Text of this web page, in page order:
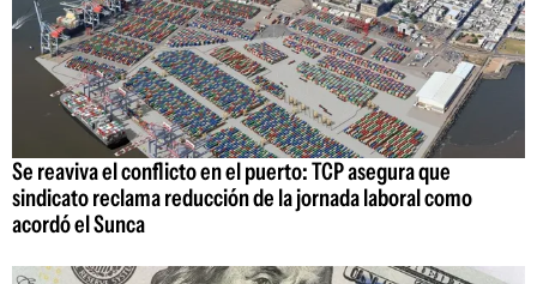
Se reaviva el conflicto en el puerto: TCP asegura que
sindicato reclama reducción de la jornada laboral como
acordó el Sunca